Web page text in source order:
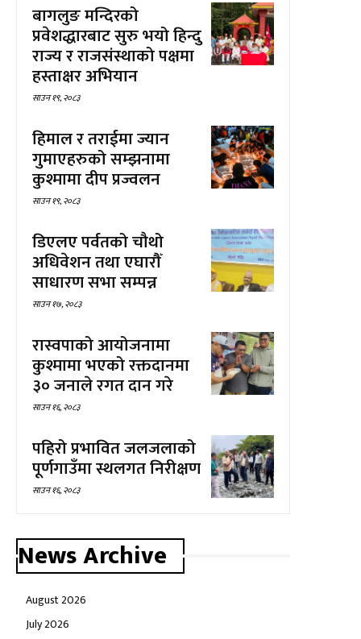
बागलुङ मन्दिरको
प्रवेशद्धारबाट सुरु भयो हिन्दु
राज्य र राजसंस्थाको पक्षमा
हस्ताक्षर अभियान
साउन १९, २०८३
हिमाल र तराईमा ज्यान
गुमाएहरुको सम्झनामा
कुश्मामा दीप प्रज्वलन
साउन १९, २०८३
डिएलए पर्वतको चौथो
अधिवेशन तथा एघारौँ
साधारण सभा सम्पन्न
साउन १७, २०८३
रास्वपाको आयोजनामा
कुश्मामा भएको रक्तदानमा
३० जनाले रगत दान गरे
साउन १६, २०८३
पहिरो प्रभावित जलजलाको
पूर्णगाउँमा स्थलगत निरीक्षण
साउन १६, २०८३
News Archive
August 2026
July 2026